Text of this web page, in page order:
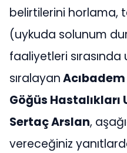
belirtilerini horlama,
(uykuda solunum
faaliyetleri sırasında
sıralayan
Göğüs Hastalıkları
Sertaç Arslan,
vereceğiniz